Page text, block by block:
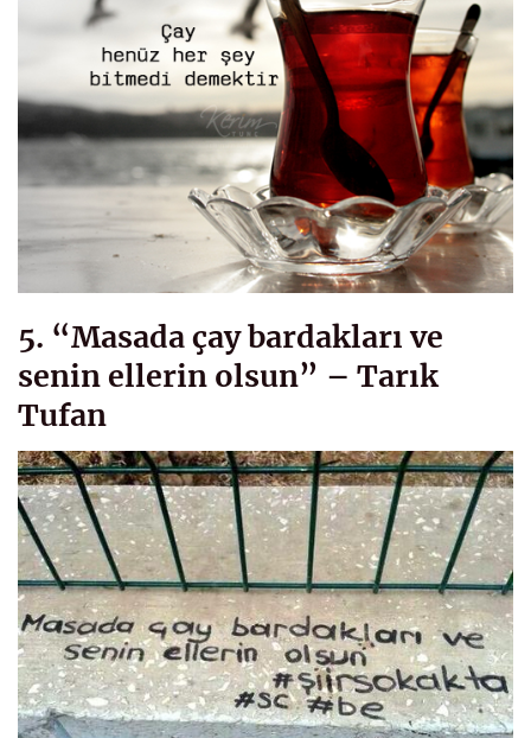
5. “Masada çay bardakları ve
senin ellerin olsun” – Tarık
Tufan